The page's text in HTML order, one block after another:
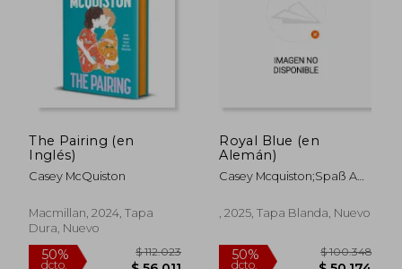
50%
$ 60.644 $
The Pairing (en
Inglés)
Casey McQuiston
Macmillan, 2024, Tapa
Dura, Nuevo
Royal Blue (en
Alemán)
Casey Mcquiston;Spaß Am
, 2025, Tapa Blanda, Nuevo